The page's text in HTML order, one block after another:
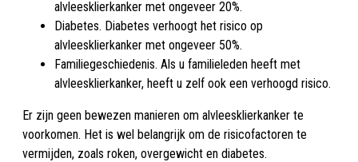
alvleesklierkanker met ongeveer 20%.
Diabetes. Diabetes verhoogt het risico op
alvleesklierkanker met ongeveer 50%.
Familiegeschiedenis. Als u familieleden heeft met
alvleesklierkanker, heeft u zelf ook een verhoogd risico.
Er zijn geen bewezen manieren om alvleesklierkanker te
voorkomen. Het is wel belangrijk om de risicofactoren te
vermijden, zoals roken, overgewicht en diabetes.